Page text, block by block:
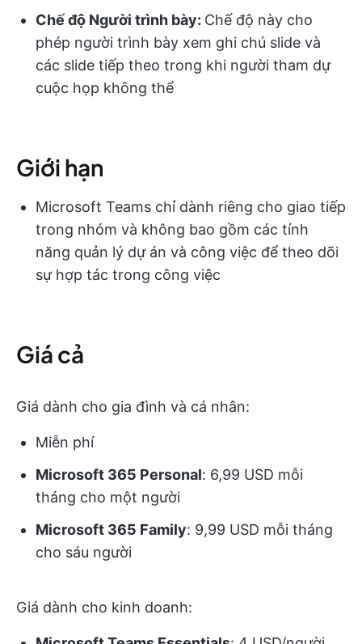
Chế độ Người trình bày: Chế độ này cho
phép người trình bày xem ghi chú slide và
các slide tiếp theo trong khi người tham dự
cuộc họp không thể
Giới hạn
Microsoft Teams chỉ dành riêng cho giao tiếp
trong nhóm và không bao gồm các tính
năng quản lý dự án và công việc để theo dõi
sự hợp tác trong công việc
Giá cả
Giá dành cho gia đình và cá nhân:
Miễn phí
Microsoft 365 Personal: 6,99 USD mỗi
tháng cho một người
Microsoft 365 Family: 9,99 USD mỗi tháng
cho sáu người
Giá dành cho kinh doanh: